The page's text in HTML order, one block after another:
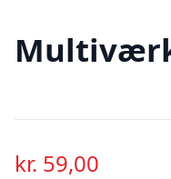
kr. 59,00